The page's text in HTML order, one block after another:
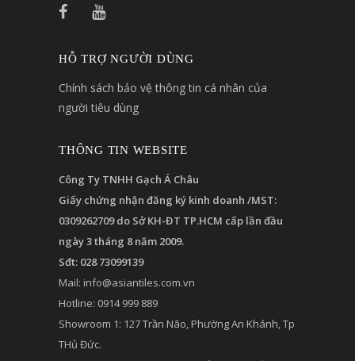
HỖ TRỢ NGƯỜI DÙNG
Chính sách bảo vệ thông tin cá nhân của
người tiêu dùng
THÔNG TIN WEBSITE
Công Ty TNHH Gạch Á Châu
Giấy chứng nhận đăng ký kinh doanh /MST:
0309262709 do Sở KH-ĐT TP.HCM cấp lần đầu
ngày 3 tháng 8 năm 2009.
Sđt: 028 73099139
Mail: info@asiantiles.com.vn
Hotline: 0914 999 889
Showroom 1: 127 Trần Não, Phường An Khánh, Tp
THủ Đức.